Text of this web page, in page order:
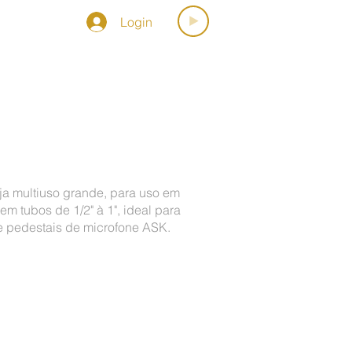
Login
multiuso grande, para uso em
tubos de 1/2" à 1", ideal para
pedestais de microfone ASK.